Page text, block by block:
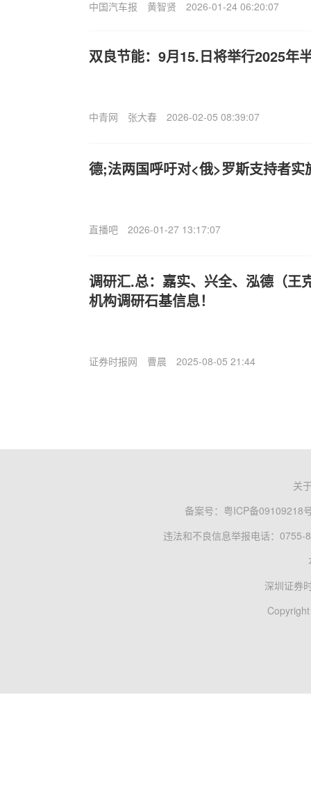
中国汽车报 黄智贤 2026-01-24 06:20:07
双良节能：9月15.日将举行2025年
中青网 张大春 2026-02-05 08:39:07
德;法两国呼吁对<俄>罗斯支持者实
直播吧 2026-01-27 13:17:07
调研汇.总：嘉实、兴全、泓德（王
机构调研石基信息！
证券时报网 曹晨 2025-08-05 21:44
关
备案号： 粤ICP备09109218
违法和不良信息举报电话：0755-
深圳证券